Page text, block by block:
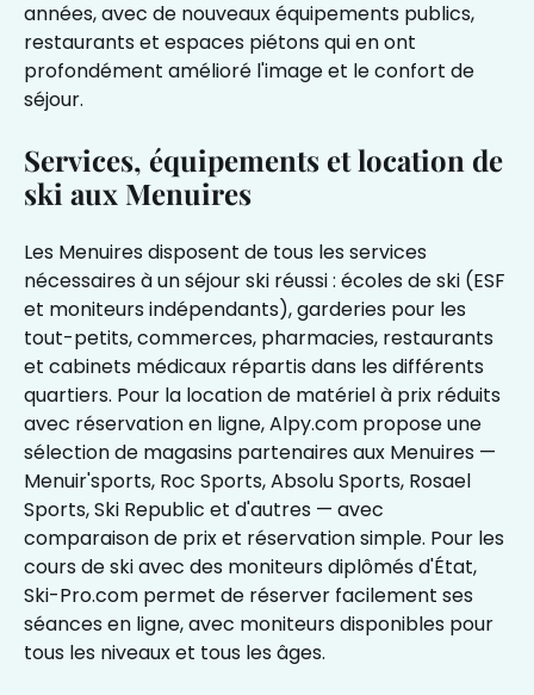
années, avec de nouveaux équipements publics,
restaurants et espaces piétons qui en ont
profondément amélioré l'image et le confort de
séjour.
Services, équipements et location de
ski aux Menuires
Les Menuires disposent de tous les services
nécessaires à un séjour ski réussi : écoles de ski (ESF
et moniteurs indépendants), garderies pour les
tout-petits, commerces, pharmacies, restaurants
et cabinets médicaux répartis dans les différents
quartiers. Pour la location de matériel à prix réduits
avec réservation en ligne,Alpy.com propose une
sélection de magasins partenaires aux Menuires —
Menuir'sports, Roc Sports, Absolu Sports, Rosael
Sports, Ski Republic et d'autres — avec
comparaison de prix et réservation simple. Pour les
cours de ski avec des moniteurs diplômés d'État,
Ski-Pro.com permet de réserver facilement ses
séances en ligne, avec moniteurs disponibles pour
tous les niveaux et tous les âges.